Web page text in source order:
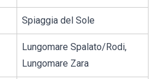
Spiaggia del Sole
Lungomare Spalato/Rodi,
Lungomare Zara